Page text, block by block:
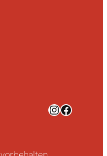
InstagramFacebook